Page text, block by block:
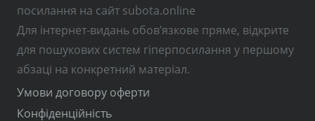
посилання на сайт subota.online
Для інтернет-видань обов’язкове пряме, відкрите
для пошукових систем гіперпосилання у першому
абзаці на конкретний матеріал.
Умови договору оферти
Конфіденційність